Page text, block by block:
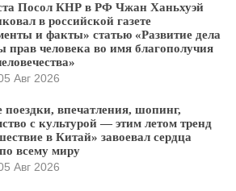
Посол КНР в РФ Чжан Ханьхуэй
в российской газете
и факты» статью «Развитие дела
прав человека во имя благополучия
Авг 2026
поездки, впечатления, шопинг,
с культурой — этим летом тренд
в Китай» завоевал сердца
всему миру
Авг 2026